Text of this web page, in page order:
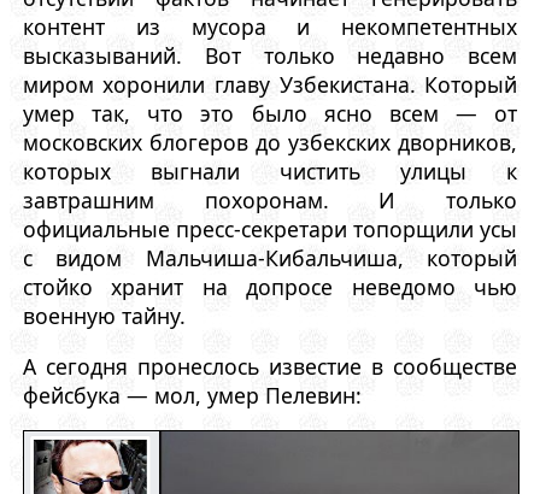
контент из мусора и некомпетентных
высказываний. Вот только недавно всем
миром хоронили главу Узбекистана. Который
умер так, что это было ясно всем — от
московских блогеров до узбекских дворников,
которых выгнали чистить улицы к
завтрашним похоронам. И только
официальные пресс-секретари топорщили усы
с видом Мальчиша-Кибальчиша, который
стойко хранит на допросе неведомо чью
военную тайну.
А сегодня пронеслось известие в сообществе
фейсбука — мол, умер Пелевин: